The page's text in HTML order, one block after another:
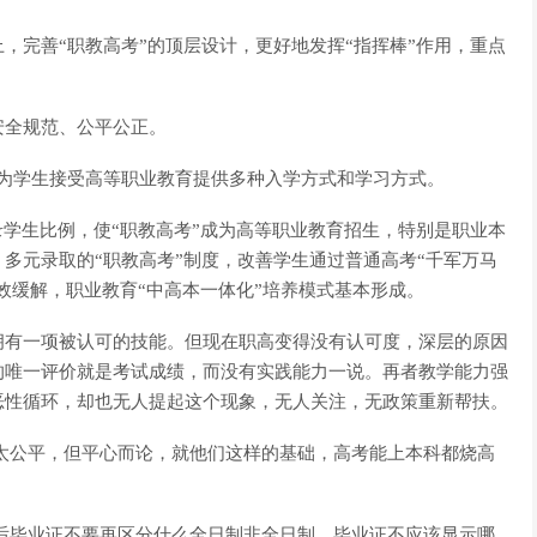
完善“职教高考”的顶层设计，更好地发挥“指挥棒”作用，重点
规范、公平公正。
生接受高等职业教育提供多种入学方式和学习方式。
生比例，使“职教高考”成为高等职业教育招生，特别是职业本
元录取的“职教高考”制度，改善学生通过普通高考“千军万马
解，职业教育“中高本一体化”培养模式基本形成。
一项被认可的技能。但现在职高变得没有认可度，深层的原因
一评价就是考试成绩，而没有实践能力一说。再者教学能力强
循环，却也无人提起这个现象，无人关注，无政策重新帮扶。
平，但平心而论，就他们这样的基础，高考能上本科都烧高